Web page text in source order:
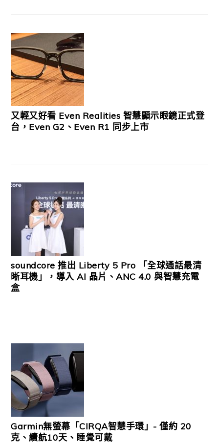
又輕又好看 Even Realities 智慧顯示眼鏡正式登
台，Even G2、Even R1 同步上市
soundcore 推出 Liberty 5 Pro 「全球通話最清
晰耳機」，導入 AI 晶片、ANC 4.0 與智慧充電
盒
Garmin無螢幕「CIRQA智慧手環」- 僅約 20
克、續航10天、睡覺可戴